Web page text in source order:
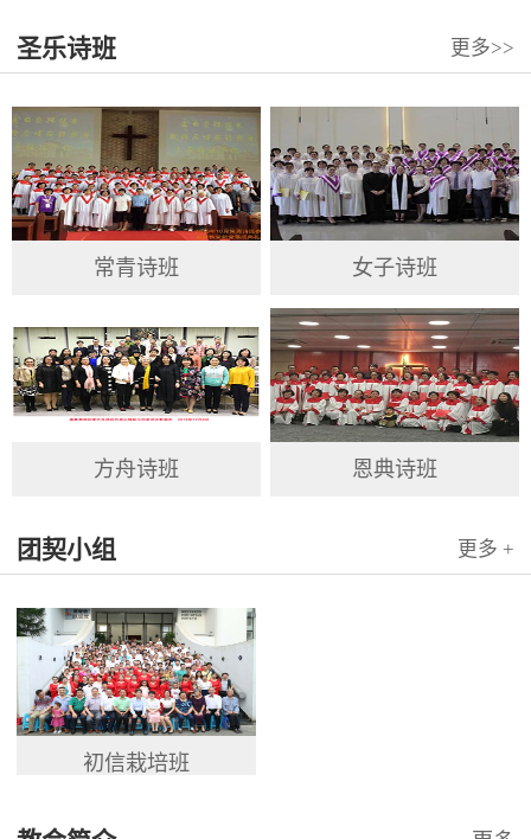
圣乐诗班 更多>>
常青诗班 女子诗班
方舟诗班 恩典诗班
团契小组 更多 +
初信栽培班